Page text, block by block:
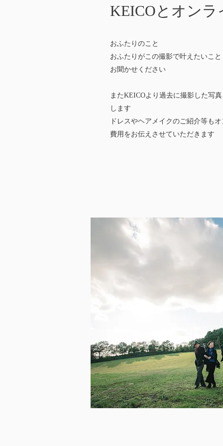
KEICOと​オンラ
おふたりのこと
​おふたりがこの撮影で叶えたいこと
お聞かせください
またKEICOより過去に撮影した写
します
ドレスやヘアメイクのご紹介等も
費用をお伝えさせていただきます